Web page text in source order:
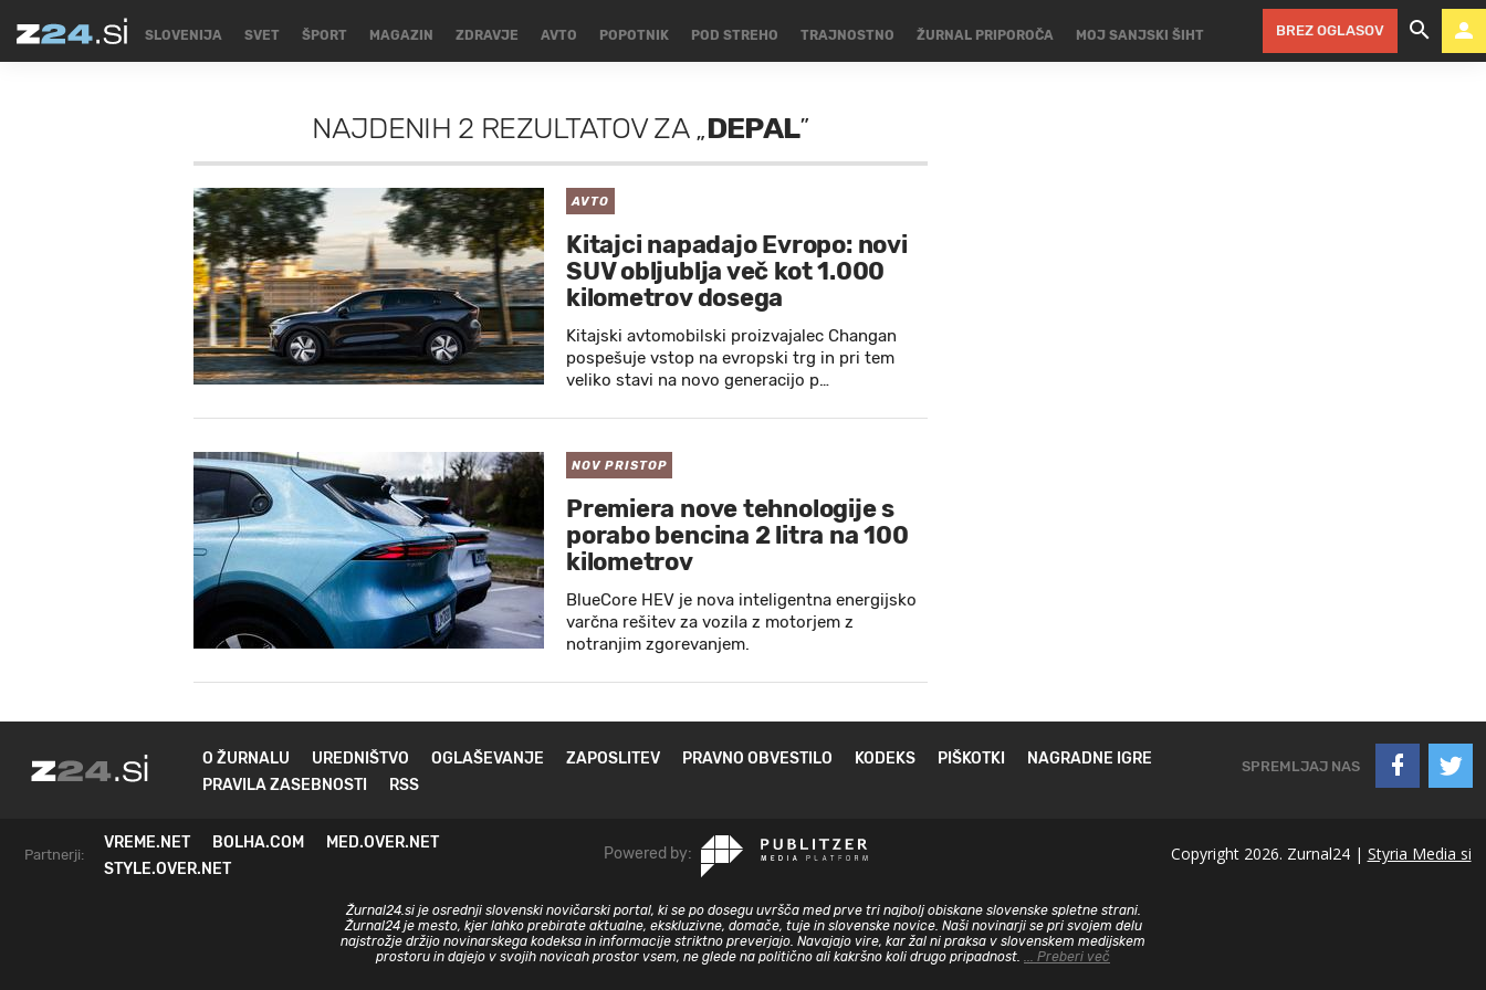
SLOVENIJA SVET ŠPORT MAGAZIN ZDRAVJE AVTO POPOTNIK POD STREHO TRAJNOSTNO ŽURNAL PRIPOROČA MOJ SANJSKI ŠIHT BREZ OGLASOV
NAJDENIH 2 REZULTATOVZA„DEPAL”
AVTO
Kitajci napadajo Evropo: novi
SUV obljublja več kot 1.000
kilometrov dosega
Kitajski avtomobilski proizvajalec Changan
pospešuje vstop na evropski trg in pri tem
veliko stavi na novo generacijo p…
NOV PRISTOP
Premiera nove tehnologije s
porabo bencina 2 litra na 100
kilometrov
BlueCore HEV je nova inteligentna energijsko
varčna rešitev za vozila z motorjem z
notranjim zgorevanjem.
O ŽURNALU UREDNIŠTVO OGLAŠEVANJE ZAPOSLITEV PRAVNO OBVESTILO KODEKS PIŠKOTKI
NAGRADNE IGRE
PRAVILA ZASEBNOSTI
RSS
SPREMLJAJ NAS
Partnerji:
VREME.NET BOLHA.COM
MED.OVER.NET
STYLE.OVER.NET
Powered by: Copyright 2026. Zurnal24 | Styria Media si
Žurnal24.si je osrednji slovenski novičarski portal, ki se po dosegu uvršča med prve tri najbolj obiskane slovenske spletne strani.
Žurnal24 je mesto, kjer lahko prebirate aktualne, ekskluzivne, domače, tuje in slovenske novice. Naši novinarji se pri svojem delu
najstrožje držijo novinarskega kodeksa in informacije striktno preverjajo. Navajajo vire, kar žal ni praksa v slovenskem medijskem
prostoru in dajejo v svojih novicah prostor vsem, ne glede na politično ali kakršno koli drugo pripadnost. ... Preberi več